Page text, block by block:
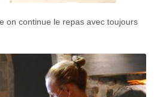
on continue le repas avec toujours